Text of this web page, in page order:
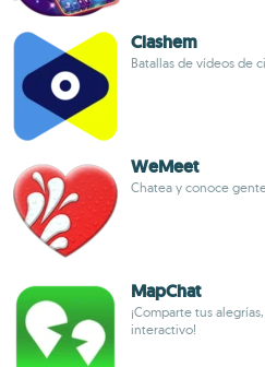
Clashem
Batallas de vídeos de
WeMeet
Chatea y conoce
MapChat
¡Comparte tus
interactivo!